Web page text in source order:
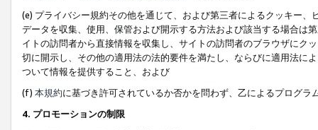
(e) プライバシー規約その他を通じて、および第三者によるクッキー
データを収集、使用、保管および開示する方法および該当する場合は
イトの訪問者から直接情報を収集し、サイトの訪問者のブラウザにク
切に開示し、その他の適用法の法的要件を満たし、ならびに適用法に
ついて情報を提供すること、および
(f) 本規約に基づき許可されているか否かを問わず、乙によるプログ
4. プロモーションの制限